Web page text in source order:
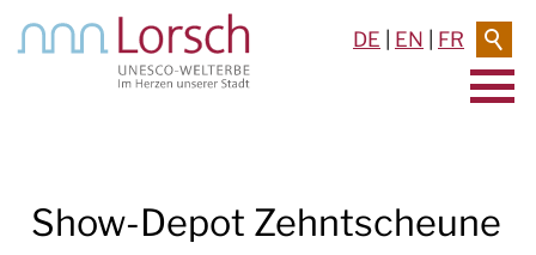
DE EN FR
RATHAUS & SERVICE
Show-Depot Zehntscheune